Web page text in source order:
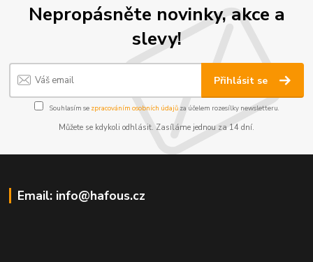
Nepropásněte novinky, akce a
slevy!
Přihlásit se
Souhlasím se zpracováním osobních údajůza účelem rozesílky newsletteru.
Můžete se kdykoli odhlásit. Zasíláme jednou za 14 dní.
Email: info@hafous.cz